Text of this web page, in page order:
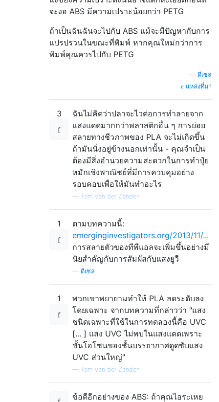
จะงอ ABS มีความเปราะน้อยกว่า PETG
ถ้าเป็นฉันฉันจะไปกับ ABS แม้จะมีปัญหากับการ
แปรปรวนในขณะที่พิมพ์ หากคุณใหม่กว่าการ
พิมพ์คุณควรไปกับ PETG
ดีเซล
แหล่งที่มา
3
ฉันไม่คิดว่าปลาจะไวต่อการทำลายจาก
แสงแดดมากกว่าพลาสติกอื่น ๆ การย่อย
สลายทางชีวภาพของ PLA จะไม่เกิดขึ้น
ถ้ามันนั่งอยู่ข้างนอกเท่านั้น - คุณจำเป็น
ต้องมีสิ่งอำนวยความสะดวกในการทำปุ๋ย
หมักเชิงพาณิชย์ที่มีการควบคุมอย่าง
รอบคอบเพื่อให้มันทำอะไร
— Tom van der Zanden
1
ตามบทความนี้:
emerginginvestigators.org/2013/11/...
การสลายตัวของทีพีแอลจะเพิ่มขึ้นอย่างมี
นัยสำคัญกับการสัมผัสกับแสงยูวี
ดีเซล
1
พวกเขาพยายามทำให้ PLA ลดระดับลง
โดยเฉพาะ จากบทความที่กล่าวว่า "แสง
ชนิดเฉพาะที่ใช้ในการทดลองนี้คือ UVC
[... ] แสง UVC ไม่พบในแสงแดดเพราะ
ชั้นโอโซนของชั้นบรรยากาศดูดซับแสง
UVC ส่วนใหญ่"
— Tom van der Zanden
ข้อดีอีกอย่างของ ABS: ถ้าคุณไอระเหย